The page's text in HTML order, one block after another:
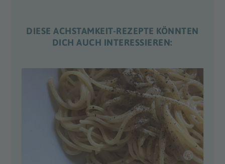
DIESE ACHSTAMKEIT-REZEPTE KÖNNTEN
DICH AUCH INTERESSIEREN: